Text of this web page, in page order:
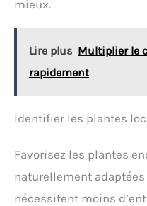
mieux.
Lire plus Multiplier le
rapidement
Identifier les plantes
Favorisez les plantes
naturellement
nécessitent moins